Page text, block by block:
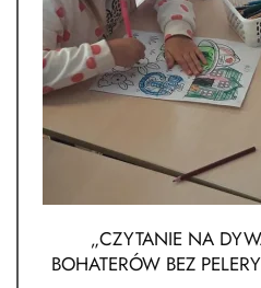
„CZYTANIE NA
BOHATERÓW BEZ